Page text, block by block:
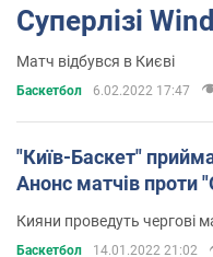
Суперлізі
Матч відбувся в Києві
Баскетбол 6.02.2022 17:47
"Київ-Баскет"
Анонс матчів проти
Кияни проведуть чергові
Баскетбол 14.01.2022 21:02